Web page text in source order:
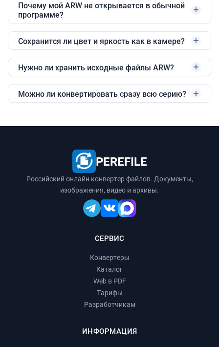
Почему мой ARW не открывается в обычной
программе?
Сохранится ли цвет и яркость как в камере?
Нужно ли хранить исходные файлы ARW?
Можно ли конвертировать сразу всю серию?
PEREFILE
Российский онлайн конвертер файлов. Документы,
изображения, видео и архивы.
СЕРВИС
Конвертеры
Каталог
Web в PDF
Тарифы
Разработчикам
ИНФОРМАЦИЯ